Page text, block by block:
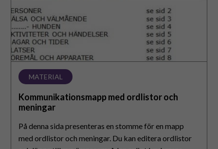
Suomeksi
In English
MATERIAL
Kommunikationsmapp med ordlistor och
meningar
På denna sida presenteras en stomme för en mapp
med ordlistor och meningar. Du kan editera ordlistor